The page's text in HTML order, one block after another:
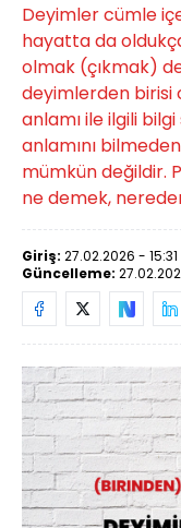
Deyimler cümle
hayatta da
olmak (çıkmak)
deyimlerden birisi
anlamı ile ilgili
anlamını
mümkün değildir.
ne demek,
Giriş: 27.02.2026 - 15:31
Güncelleme: